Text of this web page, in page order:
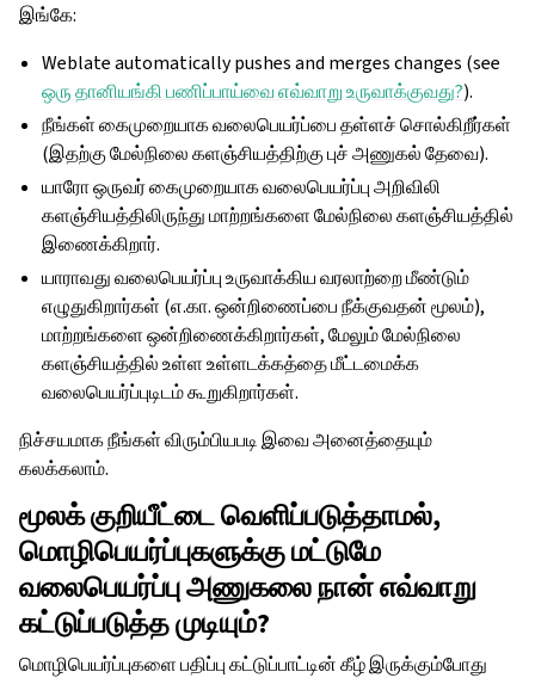
இங்கே:
Weblate automatically pushes and merges changes (see
ஒரு தானியங்கி பணிப்பாய்வை எவ்வாறு உருவாக்குவது?).
நீங்கள் கைமுறையாக வலைபெயர்ப்பை தள்ளச் சொல்கிறீர்கள்
(இதற்கு மேல்நிலை களஞ்சியத்திற்கு புச் அணுகல் தேவை).
யாரோ ஒருவர் கைமுறையாக வலைபெயர்ப்பு அறிவிலி
களஞ்சியத்திலிருந்து மாற்றங்களை மேல்நிலை களஞ்சியத்தில்
இணைக்கிறார்.
யாராவது வலைபெயர்ப்பு உருவாக்கிய வரலாற்றை மீண்டும்
எழுதுகிறார்கள் (எ.கா. ஒன்றிணைப்பை நீக்குவதன் மூலம்),
மாற்றங்களை ஒன்றிணைக்கிறார்கள், மேலும் மேல்நிலை
களஞ்சியத்தில் உள்ள உள்ளடக்கத்தை மீட்டமைக்க
வலைபெயர்ப்புடிடம் கூறுகிறார்கள்.
நிச்சயமாக நீங்கள் விரும்பியபடி இவை அனைத்தையும்
கலக்கலாம்.
மூலக் குறியீட்டை வெளிப்படுத்தாமல்,
மொழிபெயர்ப்புகளுக்கு மட்டுமே
வலைபெயர்ப்பு அணுகலை நான் எவ்வாறு
கட்டுப்படுத்த முடியும்?
மொழிபெயர்ப்புகளை பதிப்பு கட்டுப்பாட்டின் கீழ் இருக்கும்போது